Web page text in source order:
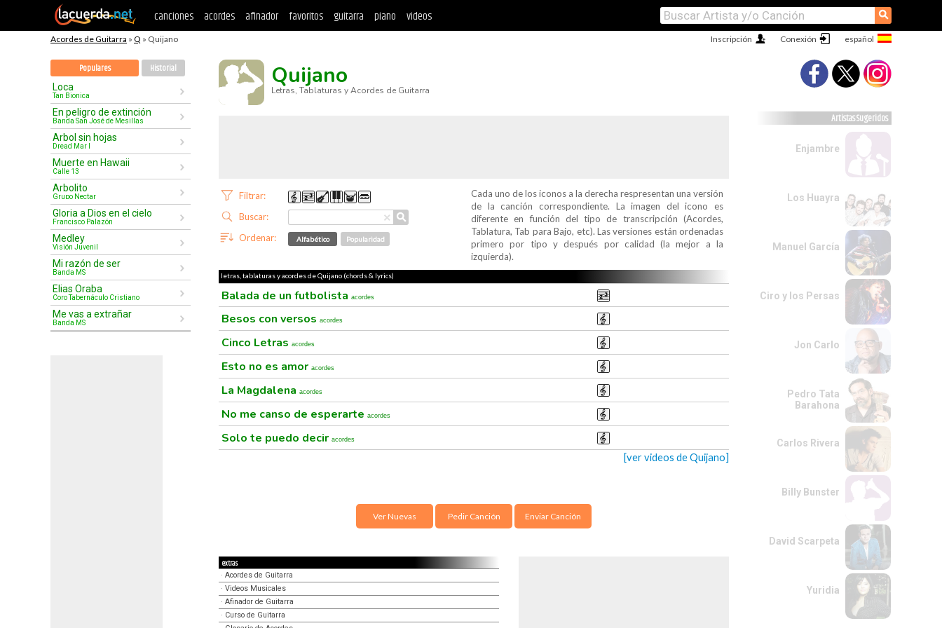
canciones acordes afinador favoritos guitarra piano videos ⚲
Acordes de Guitarra » Q » Quijano Conexión
Inscripción
Populares Historial
Loca
Tan Bionica
En peligro de extinción
Banda San José de Mesillas
Arbol sin hojas
Dread Mar I
Muerte en Hawaii
Calle 13
Arbolito
Grupo Nectar
Gloria a Dios en el cielo
Francisco Palazón
Medley
Visión Juvenil
Mi razón de ser
Banda MS
Elias Oraba
Coro Tabernáculo Cristiano
Me vas a extrañar
Banda MS
Quijano
Letras, Tablaturas y Acordes de Guitarra
Filtrar:
×
Buscar: ⚲
Ordenar: Alfabético Popularidad
Cada uno de los iconos a la derecha respresentan una versión
de la canción correspondiente. La imagen del icono es
diferente en función del tipo de transcripción (Acordes,
Tablatura, Tab para Bajo, etc). Las versiones están ordenadas
primero por tipo y después por calidad (la mejor a la
izquierda).
letras, tablaturas y acordes de Quijano (chords & lyrics)
Balada de un futbolista acordes
Besos con versos acordes
Cinco Letras acordes
Esto no es amor acordes
La Magdalena acordes
No me canso de esperarte acordes
Solo te puedo decir acordes
[ver videos de Quijano]
Ver Nuevas Pedir Canción Enviar Canción
extras
· Acordes de Guitarra
· Videos Musicales
· Afinador de Guitarra
· Curso de Guitarra
Artistas Sugeridos
Enjambre
Los Huayra
Manuel García
Ciro y los Persas
Jon Carlo
Pedro Tata
Barahona
Carlos Rivera
Billy Bunster
David Scarpeta
Yuridia